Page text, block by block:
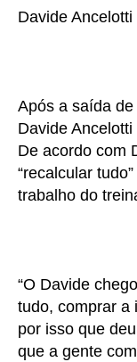
Davide
Após a saída
Davide
De acordo com
“recalcular
trabalho do
“O Davide
tudo, comprar a
por isso que
que a gente